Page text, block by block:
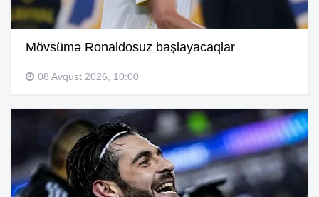
Mövsümə Ronaldosuz başlayacaqlar
08 Avqust 2026, 10:00